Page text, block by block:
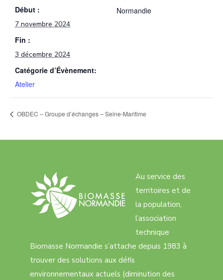
Début :
7 novembre 2024
Fin :
3 décembre 2024
Catégorie d’Évènement:
Atelier
Normandie
OBDEC – Groupe d’échanges – Seine-Maritime
Au service des
territoires et de
la population,
l’association
technique
Biomasse Normandie s’attache depuis 1983 à
trouver des solutions aux défis
environnementaux actuels (diminution des